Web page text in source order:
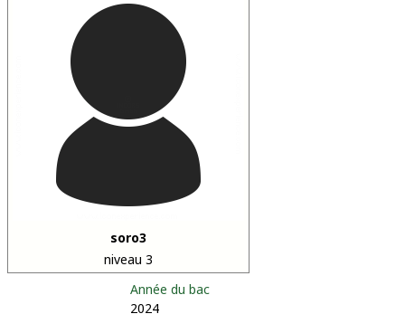
soro3
niveau 3
Année du bac
2024